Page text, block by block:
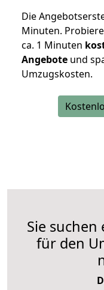
Die
Minuten.
ca. 1 Minuten
Angebote und
Umzugskosten.
Sie
für den